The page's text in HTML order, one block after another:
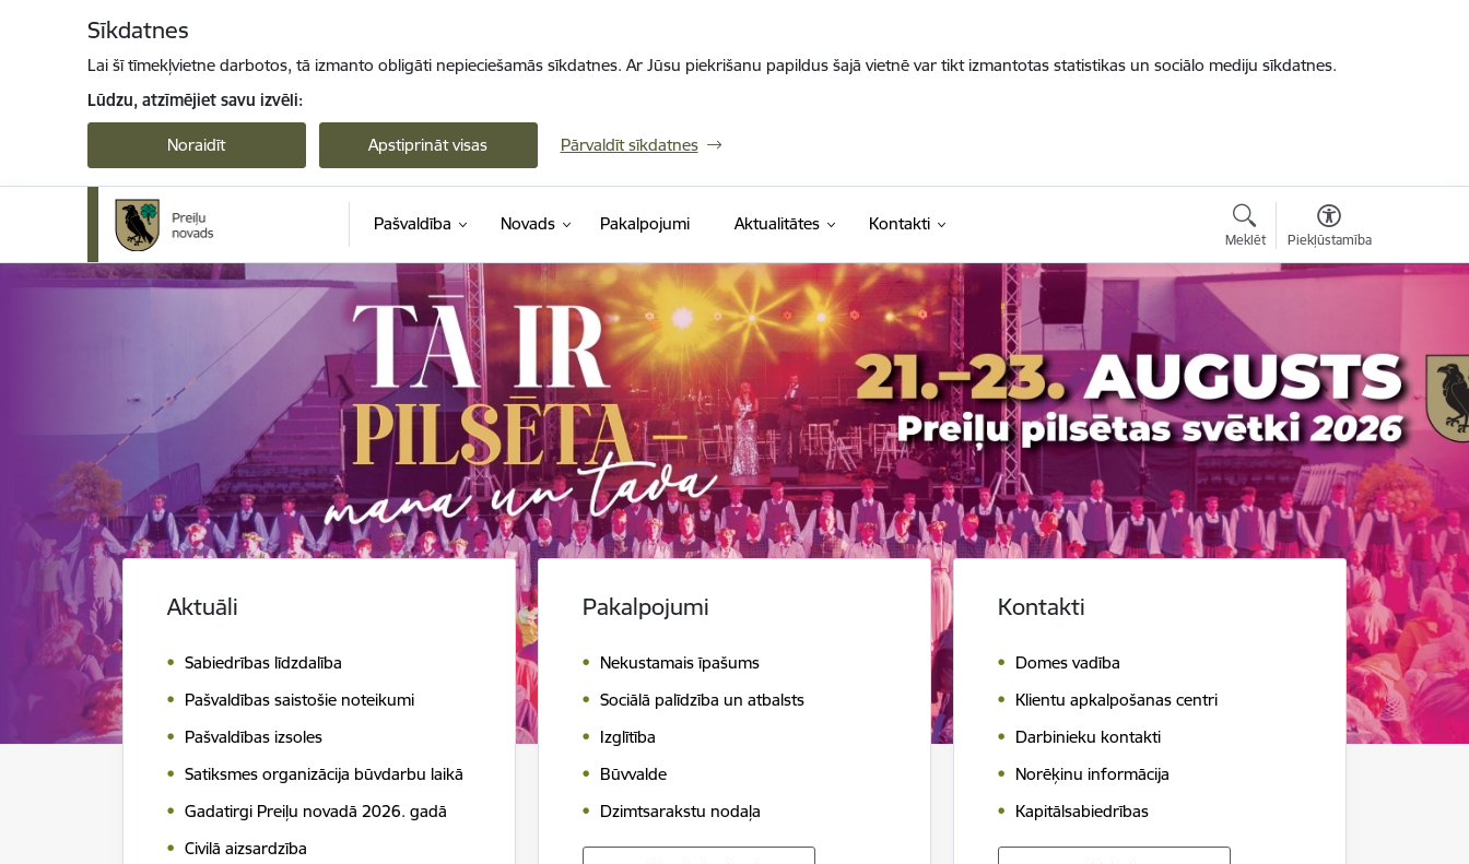
Sīkdatnes
Lai šī tīmekļvietne darbotos, tā izmanto obligāti nepieciešamās sīkdatnes. Ar Jūsu piekrišanu papildus šajā vietnē var tikt izmantotas statistikas un sociālo mediju sīkdatnes.
Lūdzu, atzīmējiet savu izvēli:
Noraidīt Apstiprināt visas Pārvaldīt sīkdatnes
Pašvaldība Novads Pakalpojumi Aktualitātes Kontakti
Meklēt Piekļūstamība
Aktuāli
Sabiedrības līdzdalība
Pašvaldības saistošie noteikumi
Pašvaldības izsoles
Satiksmes organizācija būvdarbu laikā
Gadatirgi Preiļu novadā 2026. gadā
Civilā aizsardzība
Pakalpojumi
Nekustamais īpašums
Sociālā palīdzība un atbalsts
Izglītība
Būvvalde
Dzimtsarakstu nodaļa
Kontakti
Domes vadība
Klientu apkalpošanas centri
Darbinieku kontakti
Norēķinu informācija
Kapitālsabiedrības